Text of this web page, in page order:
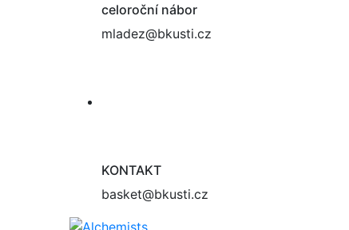
celoroční nábor
mladez@bkusti.cz
KONTAKT
basket@bkusti.cz